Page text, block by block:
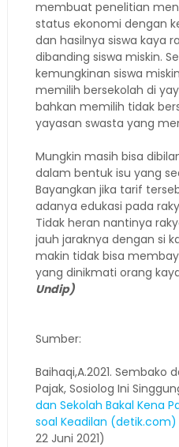
membuat penelitian
status ekonomi dengan
dan hasilnya siswa kaya
dibanding siswa miskin.
kemungkinan siswa
memilih bersekolah di
bahkan memilih tidak
yayasan swasta yang
Mungkin masih bisa
dalam bentuk isu yang
Bayangkan jika tarif
adanya edukasi pada
Tidak heran nantinya
jauh jaraknya dengan si
makin tidak bisa
yang dinikmati orang
Undip)
Sumber:
Baihaqi,A.2021. Sembako
Pajak, Sosiolog Ini
dan Sekolah Bakal Kena
soal Keadilan (detik.com)
22 Juni 2021)